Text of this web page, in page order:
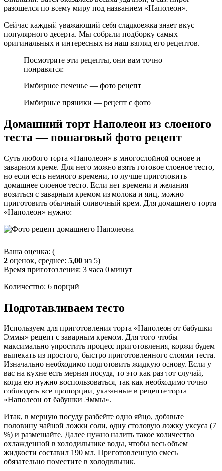
разошелся по всему миру под названием «Наполеон».
Сейчас каждый уважающий себя сладкоежка знает вкус
популярного десерта. Мы собрали подборку самых
оригинальных и интересных на наш взгляд его рецептов.
Посмотрите эти рецепты, они вам точно
понравятся:
Имбирное печенье — фото рецепт
Имбирные пряники — рецепт с фото
Домашний торт Наполеон из слоеного
теста — пошаговый фото рецепт
Суть любого торта «Наполеон» в многослойной основе и
заварном креме. Для него можно взять готовое слоеное тесто,
но если есть немного времени, то лучше приготовить
домашнее слоеное тесто. Если нет времени и желания
возиться с заварным кремом из молока и яиц, можно
приготовить обычный сливочный крем. Для домашнего торта
«Наполеон» нужно:
Ваша оценка: (
2 оценок, среднее: 5,00 из 5)
Время приготовления: 3 часа 0 минут
Количество: 6 порций
Подготавливаем тесто
Используем для приготовления торта «Наполеон от бабушки
Эммы» рецепт с заварным кремом. Для того чтобы
максимально упростить процесс приготовления, коржи будем
выпекать из простого, быстро приготовленного слоями теста.
Изначально необходимо подготовить жидкую основу. Если у
вас на кухне есть мерная посуда, то это как раз тот случай,
когда ею нужно воспользоваться, так как необходимо точно
соблюдать все пропорции, указанные в рецепте торта
«Наполеон от бабушки Эммы».
Итак, в мерную посуду разбейте одно яйцо, добавьте
половину чайной ложки соли, одну столовую ложку уксуса (7
%) и размешайте. Далее нужно налить такое количество
охлажденной в холодильнике воды, чтобы весь объем
жидкости составил 190 мл. Приготовленную смесь
обязательно поместите в холодильник.